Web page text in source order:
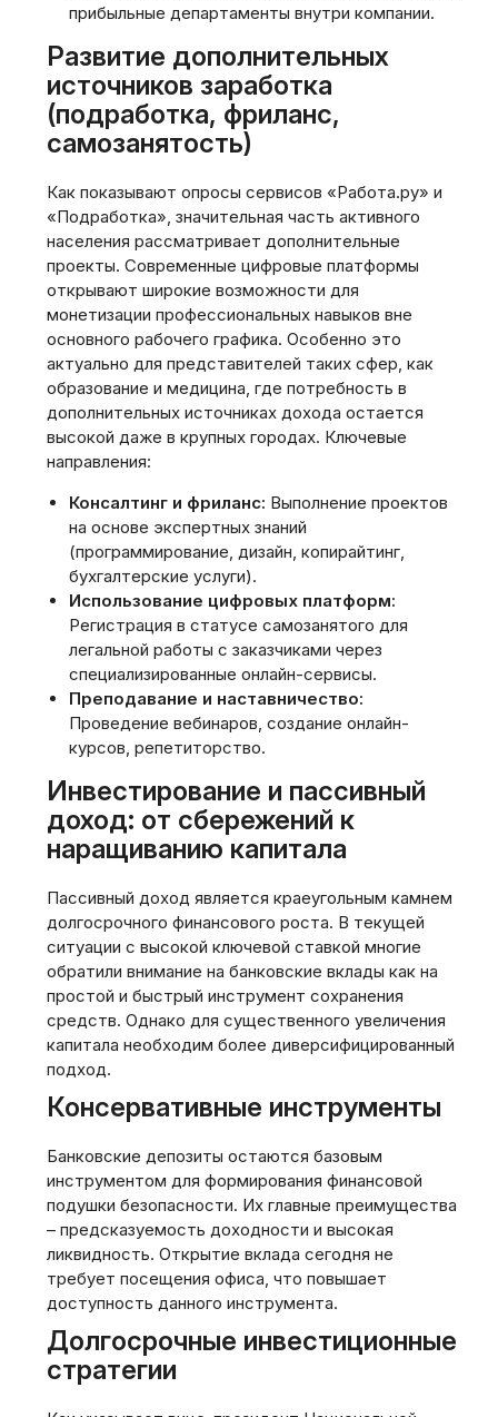
прибыльные департаменты внутри компании.
Развитие дополнительных
источников заработка
(подработка, фриланс,
самозанятость)
Как показывают опросы сервисов «Работа.ру» и
«Подработка», значительная часть активного
населения рассматривает дополнительные
проекты. Современные цифровые платформы
открывают широкие возможности для
монетизации профессиональных навыков вне
основного рабочего графика. Особенно это
актуально для представителей таких сфер, как
образование и медицина, где потребность в
дополнительных источниках дохода остается
высокой даже в крупных городах. Ключевые
направления:
Консалтинг и фриланс: Выполнение проектов
на основе экспертных знаний
(программирование, дизайн, копирайтинг,
бухгалтерские услуги).
Использование цифровых платформ:
Регистрация в статусе самозанятого для
легальной работы с заказчиками через
специализированные онлайн-сервисы.
Преподавание и наставничество:
Проведение вебинаров, создание онлайн-
курсов, репетиторство.
Инвестирование и пассивный
доход: от сбережений к
наращиванию капитала
Пассивный доход является краеугольным камнем
долгосрочного финансового роста. В текущей
ситуации с высокой ключевой ставкой многие
обратили внимание на банковские вклады как на
простой и быстрый инструмент сохранения
средств. Однако для существенного увеличения
капитала необходим более диверсифицированный
подход.
Консервативные инструменты
Банковские депозиты остаются базовым
инструментом для формирования финансовой
подушки безопасности. Их главные преимущества
– предсказуемость доходности и высокая
ликвидность. Открытие вклада сегодня не
требует посещения офиса, что повышает
доступность данного инструмента.
Долгосрочные инвестиционные
стратегии